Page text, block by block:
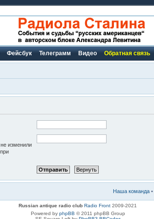
Фейсбук Телеграмм Видео Обратная связь
изменили
Наша команда •
Russian antique radio club Radio Front 2009-2021
Powered by phpBB © 2011 phpBB Group